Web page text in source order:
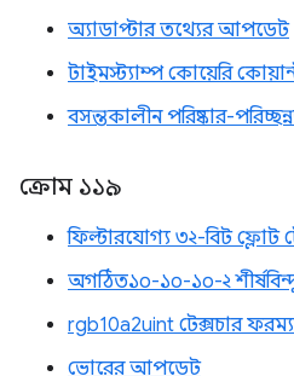
অ্যাডাপ্টার তথ্যের আপডেট
টাইমস্ট্যাম্প কোয়েরি
বসন্তকালীন পরিষ্কার-
ক্রোম ১১৯
ফিল্টারযোগ্য ৩২-বিট ফ্লোট
অগঠিত১০-১০-১০-২
rgb10a2uint টেক্সচার
ভোরের আপডেট